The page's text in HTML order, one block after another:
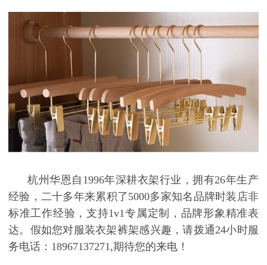
杭州华恩自 1996年深耕衣架行业，拥有26年生产
经验，二十多年来累积了5000多家知名品牌时装店非
标准工作经验，支持1v1专属定制，品牌形象精准表
达。假如您对服装衣架裤架感兴趣，请拨通24小时服
务电话：18967137271,期待您的来电！